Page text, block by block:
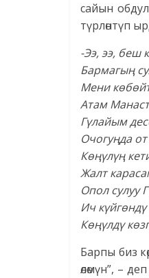
сайын
түрлөнтүп
-Ээ, ээ, беш
Бармагың
Мени
Атам
Гүлайым
Очогуңда
Көңүлүң
Жалт
Опол сулуу
Ич
Көңүлдү
Барпы биз
өлөмүн”, –